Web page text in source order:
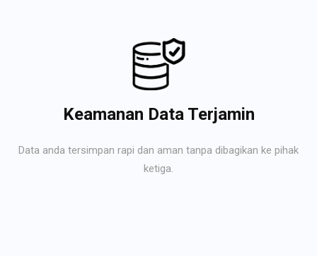
Keamanan Data Terjamin
Data anda tersimpan rapi dan aman tanpa dibagikan ke pihak
ketiga.